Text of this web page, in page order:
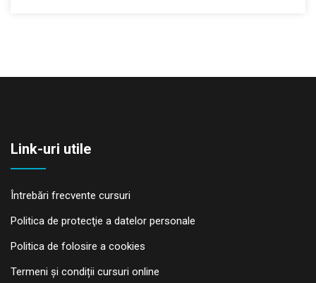
Link-uri utile
Întrebări frecvente cursuri
Politica de protecţie a datelor personale
Politica de folosire a cookies
Termeni și condiții cursuri online